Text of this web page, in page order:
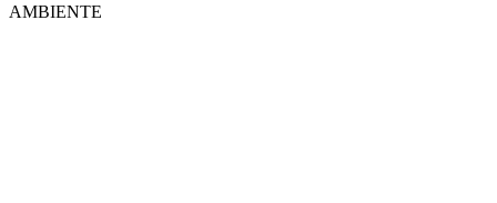
AMBIENTE